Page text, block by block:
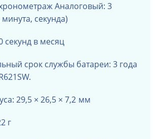
Аналоговый: 3
секунда)
секунд в месяц
срок службы батареи: 3 года
29,5 × 26,5 × 7,2 мм
г